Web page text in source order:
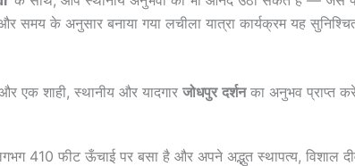
के अनुसार बनाया गया लचीला यात्रा कार्यक्रम यह
एक शाही, स्थानीय और यादगार जोधपुर दर्शनका अनुभव प्राप्त
410 फीट ऊँचाई पर बसा है और अपने अद्भुत स्थापत्य, विशाल